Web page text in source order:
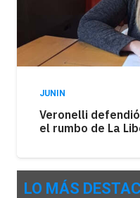
JUNIN
Veronelli
el rumbo de La
LO MÁS